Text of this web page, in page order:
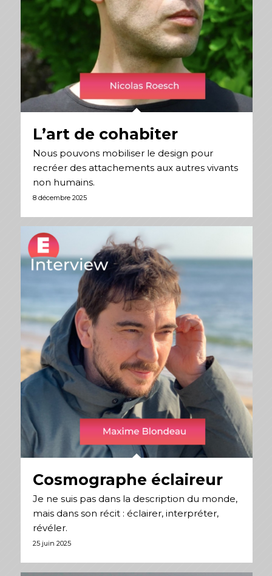
L’art de cohabiter
Nous pouvons mobiliser le design pour
recréer des attachements aux autres vivants
non humains.
8 décembre 2025
Cosmographe éclaireur
Je ne suis pas dans la description du monde,
mais dans son récit : éclairer, interpréter,
révéler.
25 juin 2025